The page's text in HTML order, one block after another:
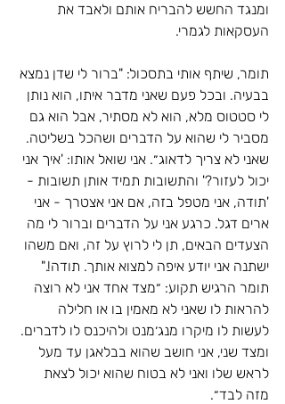
ומנגד החשש להבריח אותם ולאבד את
העסקאות לגמרי.
תומר, שיתף אותי בתסכול: "ברור לי שדן נמצא
בבעיה. ובכל פעם שאני מדבר איתו, הוא נותן
לי סטטוס מלא, הוא לא מסתיר, אבל הוא גם
מסביר לי שהוא על הדברים ושהכל בשליטה.
שאני לא צריך לדאוג״. אני שואל אותו: 'איך אני
יכול לעזור?' והתשובות תמיד אותן תשובות -
'תודה, אני מטפל בזה, אם אני אצטרך - אני
ארים דגל. כרגע אני על הדברים וברור לי מה
הצעדים הבאים, תן לי לרוץ על זה, ואם משהו
ישתנה אני יודע איפה למצוא אותך. תודה!."
תומר הרגיש תקוע: ״מצד אחד אני לא רוצה
להראות לו שאני לא מאמין בו או חלילה
לעשות לו מיקרו מנג׳מנט ולהיכנס לו לדברים.
ומצד שני, אני חושב שהוא בבלאגן עד מעל
לראש שלו ואני לא בטוח שהוא יכול לצאת
מזה לבד״.